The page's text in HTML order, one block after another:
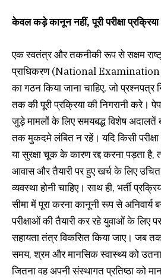
केवल कड़े कानून नहीं, पूरी परीक्षा
एक स्वतंत्र और तकनीकी रूप से सक्षम
प्राधिकरण (National
का गठन किया जाना चाहिए, जो प्रश्नपत्र
तक की पूरी प्रक्रिया की निगरानी करे।
जुड़े मामलों के लिए समयबद्ध विशेष अदालतें
तक मुकदमे लंबित न रहें। यदि किसी
या सुरक्षा चूक के कारण रद्द करना पड़ता है,
आवास और तैयारी पर हुए खर्च के लिए
व्यवस्था होनी चाहिए। साथ ही, भर्ती
सीमा में पूरा करना कानूनी रूप से अनिवार्य
परीक्षाओं की तैयारी कर रहे युवाओं के लिए
सहायता तंत्र विकसित किया जाए। जब तक
समय, श्रम और मानसिक स्वास्थ्य को उतना
जितना वह अपनी संस्थागत प्रतिष्ठा को